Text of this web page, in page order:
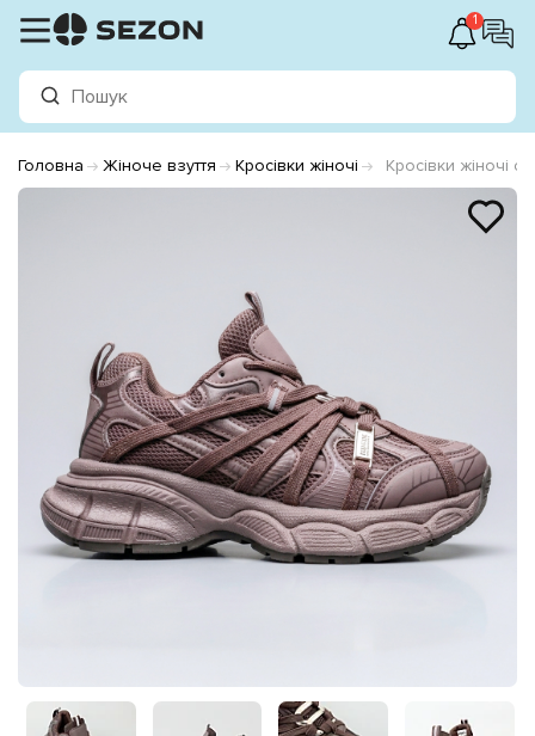
1
Головна Жіноче взуття Кросівки жіночі Кросівки жіночі